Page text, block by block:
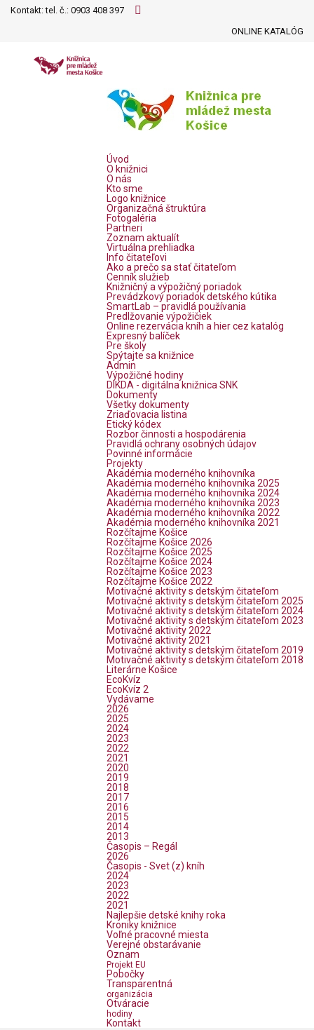
Kontakt: tel. č.: 0903 408 397
ONLINE KATALÓG
Úvod
O knižnici
O nás
Kto sme
Logo knižnice
Organizačná štruktúra
Fotogaléria
Partneri
Zoznam aktualít
Virtuálna prehliadka
Info čitateľovi
Ako a prečo sa stať čitateľom
Cenník služieb
Knižničný a výpožičný poriadok
Prevádzkový poriadok detského kútika
SmartLab – pravidlá používania
Predlžovanie výpožičiek
Online rezervácia kníh a hier cez katalóg
Expresný balíček
Pre školy
Spýtajte sa knižnice
Admin
Výpožičné hodiny
DIKDA - digitálna knižnica SNK
Dokumenty
Všetky dokumenty
Zriaďovacia listina
Etický kódex
Rozbor činnosti a hospodárenia
Pravidlá ochrany osobných údajov
Povinné informácie
Projekty
Akadémia moderného knihovníka
Akadémia moderného knihovníka 2025
Akadémia moderného knihovníka 2024
Akadémia moderného knihovníka 2023
Akadémia moderného knihovníka 2022
Akadémia moderného knihovníka 2021
Rozčítajme Košice
Rozčítajme Košice 2026
Rozčítajme Košice 2025
Rozčítajme Košice 2024
Rozčítajme Košice 2023
Rozčítajme Košice 2022
Motivačné aktivity s detským čitateľom
Motivačné aktivity s detským čitateľom 2025
Motivačné aktivity s detským čitateľom 2024
Motivačné aktivity s detským čitateľom 2023
Motivačné aktivity 2022
Motivačné aktivity 2021
Motivačné aktivity s detským čitateľom 2019
Motivačné aktivity s detským čitateľom 2018
Literárne Košice
EcoKvíz
EcoKvíz 2
Vydávame
2026
2025
2024
2023
2022
2021
2020
2019
2018
2017
2016
2015
2014
2013
Časopis – Regál
2026
Časopis - Svet (z) kníh
2024
2023
2022
2021
Najlepšie detské knihy roka
Kroniky knižnice
Voľné pracovné miesta
Verejné obstarávanie
Oznam
Projekt EU
Pobočky
Transparentná
organizácia
Otváracie
hodiny
Kontakt